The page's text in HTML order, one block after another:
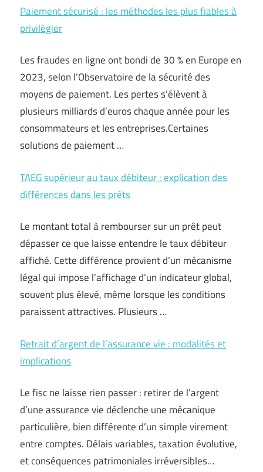
Paiement sécurisé : les méthodes les plus fiables à
privilégier
Les fraudes en ligne ont bondi de 30 % en Europe en
2023, selon l’Observatoire de la sécurité des
moyens de paiement. Les pertes s’élèvent à
plusieurs milliards d’euros chaque année pour les
consommateurs et les entreprises.Certaines
solutions de paiement …
TAEG supérieur au taux débiteur : explication des
différences dans les prêts
Le montant total à rembourser sur un prêt peut
dépasser ce que laisse entendre le taux débiteur
affiché. Cette différence provient d’un mécanisme
légal qui impose l’affichage d’un indicateur global,
souvent plus élevé, même lorsque les conditions
paraissent attractives. Plusieurs …
Retrait d’argent de l’assurance vie : modalités et
implications
Le fisc ne laisse rien passer : retirer de l’argent
d’une assurance vie déclenche une mécanique
particulière, bien différente d’un simple virement
entre comptes. Délais variables, taxation évolutive,
et conséquences patrimoniales irréversibles…